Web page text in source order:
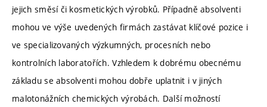
jejich směsí či kosmetických výrobků. Případně absolventi
mohou ve výše uvedených firmách zastávat klíčové pozice i
ve specializovaných výzkumných, procesních nebo
kontrolních laboratořích. Vzhledem k dobrému obecnému
základu se absolventi mohou dobře uplatnit i v jiných
malotonážních chemických výrobách. Další možností